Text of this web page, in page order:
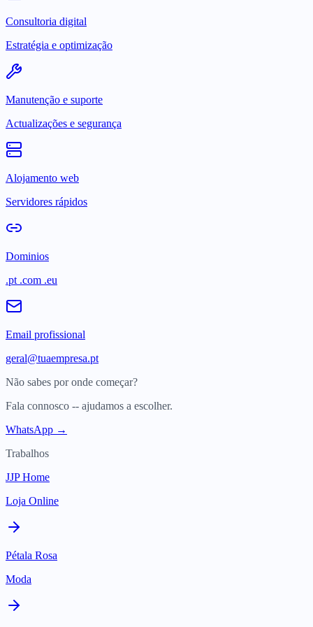
Consultoria digital
Estratégia e optimização
Manutenção e suporte
Actualizações e segurança
Alojamento web
Servidores rápidos
Dominios
.pt .com .eu
Email profissional
geral@tuaempresa.pt
Não sabes por onde começar?
Fala connosco -- ajudamos a escolher.
WhatsApp →
Trabalhos
JJP Home
Loja Online
Pétala Rosa
Moda